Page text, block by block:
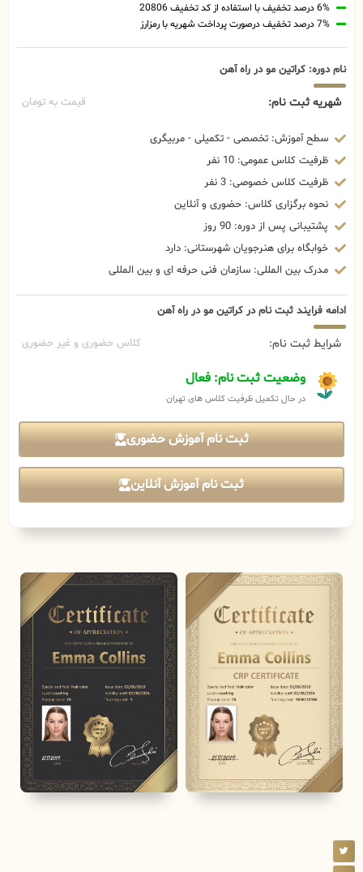
6% درصد تخفیف با استفاده از کد تخفیف 20806
7% درصد تخفیف درصورت پرداخت شهریه با رمزارز
نام دوره: کراتین مو در راه آهن
شهریه ثبت نام: قیمت به تومان
سطح آموزش: تخصصی - تکمیلی - مربیگری
ظرفیت کلاس عمومی: 10 نفر
ظرفیت کلاس خصوصی: 3 نفر
نحوه برگزاری کلاس: حضوری و آنلاین
پشتیبانی پس از دوره: 90 روز
خوابگاه برای هنرجویان شهرستانی: دارد
مدرک بین المللی: سازمان فنی حرفه ای و بین المللی
ادامه فرایند ثبت نام در کراتین مو در راه آهن
شرایط ثبت نام: کلاس حضوری و غیر حضوری
وضعیت ثبت نام: فعال
در حال تکمیل ظرفیت کلاس های تهران
ثبت نام آموزش حضوری
ثبت نام آموزش آنلاین